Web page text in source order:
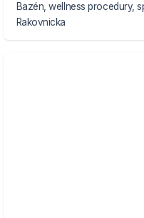
Bazén, wellness procedury,
Rakovnicka